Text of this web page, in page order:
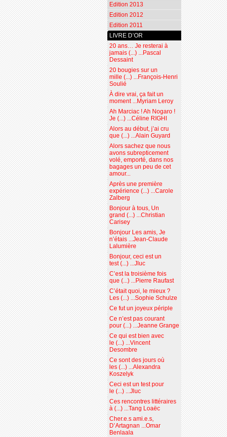
Edition 2013
Edition 2012
Edition 2011
LIVRE D’OR
20 ans… Je resterai à
jamais (...) ...Pascal
Dessaint
20 bougies sur un
mille (...) ...François-Henri
Soulié
À dire vrai, ça fait un
moment ...Myriam Leroy
Ah Marciac ! Ah Nogaro !
Je (...) ...Céline RIGHI
Alors au début, j’ai cru
que (...) ...Alain Guyard
Alors sachez que nous
avons subrepticement
volé, emporté, dans nos
bagages un peu de cet
amour...
Après une première
expérience (...) ...Carole
Zalberg
Bonjour à tous, Un
grand (...) ...Christian
Carisey
Bonjour Les amis, Je
n’étais ...Jean-Claude
Lalumière
Bonjour, ceci est un
test (...) ...Jluc
C’est la troisième fois
que (...) ...Pierre Raufast
C’était quoi, le mieux ?
Les (...) ...Sophie Schulze
Ce fut un joyeux périple
Ce n’est pas courant
pour (...) ...Jeanne Grange
Ce qui est bien avec
le (...) ...Vincent
Desombre
Ce sont des jours où
les (...) ...Alexandra
Koszelyk
Ceci est un test pour
le (...) ...Jluc
Ces rencontres littéraires
à (...) ...Tang Loaëc
Cher.e.s ami.e.s,
D’Artagnan ...Omar
Benlaala